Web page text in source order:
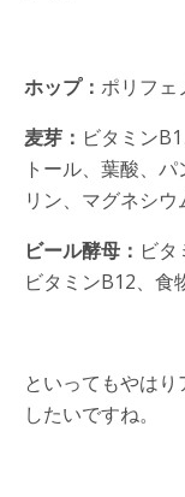
ホップ： ポリフェ
麦芽： ビタミン
トール、葉酸、
リン、マグネシ
ビール酵母： ビタ
ビタミンB12、食
といってもやは
したいですね。